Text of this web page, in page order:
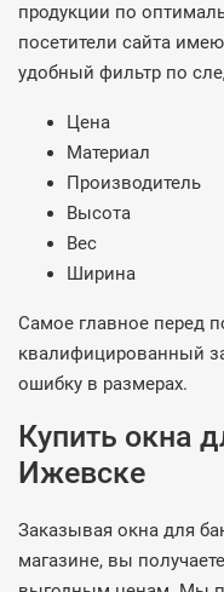
продукции по
посетители сайта
удобный фильтр по
Цена
Материал
Производитель
Высота
Вес
Ширина
Самое главное перед
квалифицированный
ошибку в размерах.
Купить окна
Ижевске
Заказывая окна для
магазине, вы